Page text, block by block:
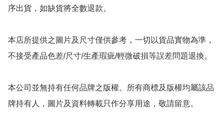
序出貨，如缺貨將全數退款。
本店所提供之圖片及尺寸僅供參考，一切以貨品實物為準，
不接受產品色差/尺寸/生產瑕疵/輕微破損等誤差問題退換。
本公司並無持有任何品牌之版權。所有商標及版權均屬該品
牌持有人，圖片及資料轉載只作分享用途，敬請留意。